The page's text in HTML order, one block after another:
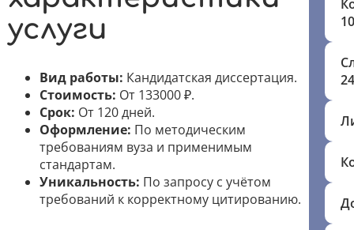
услуги
Вид работы: Кандидатская диссертация.
Стоимость: От 133000 ₽.
Срок: От 120 дней.
Оформление: По методическим
требованиям вуза и применимым
стандартам.
Уникальность: По запросу с учётом
требований к корректному цитированию.